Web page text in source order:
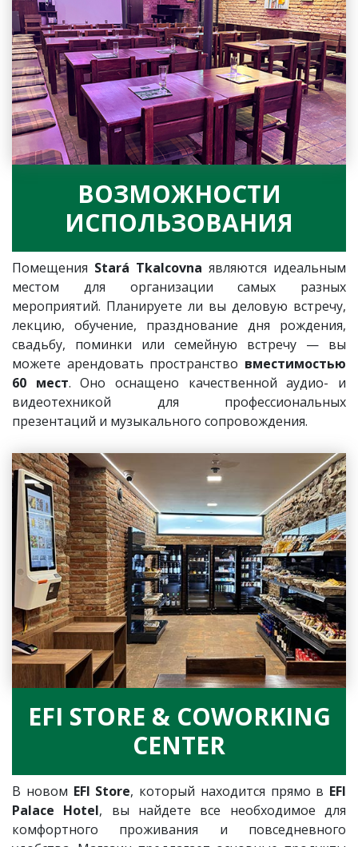
ВОЗМОЖНОСТИ
ИСПОЛЬЗОВАНИЯ
Помещения Stará Tkalcovna являются идеальным
местом для организации самых разных
мероприятий. Планируете ли вы деловую встречу,
лекцию, обучение, празднование дня рождения,
свадьбу, поминки или семейную встречу — вы
можете арендовать пространство вместимостью
60 мест. Оно оснащено качественной аудио- и
видеотехникой для профессиональных
презентаций и музыкального сопровождения.
EFI STORE & COWORKING
CENTER
В новом EFI Store, который находится прямо в EFI
Palace Hotel, вы найдете все необходимое для
комфортного проживания и повседневного